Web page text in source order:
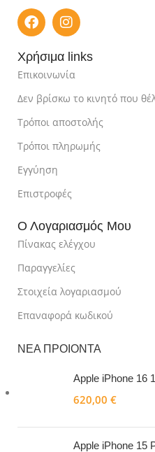
Χρήσιμα links
Επικοινωνία
Δεν βρίσκω το κινητό που
Τρόποι αποστολής
Τρόποι πληρωμής
Εγγύηση
Επιστροφές
Ο Λογαριασμός Μου
Πίνακας ελέγχου
Παραγγελίες
Στοιχεία λογαριασμού
Επαναφορά κωδικού
ΝΕΑ ΠΡΟΙΟΝΤΑ
Apple iPhone 16
620,00 €
Apple iPhone 15